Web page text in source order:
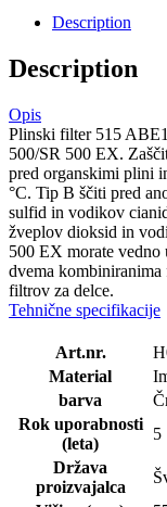
Description
Description
Opis
Plinski filter 515
500/SR 500 EX.
pred organskimi plini
°C. Tip B ščiti pred
sulfid in vodikov
žveplov dioksid in
500 EX morate vedno
dvema
filtrov za delce.
Tehnične specifikacije
Art.nr.
Material
barva
Rok uporabnosti
(leta)
5
Država
proizvajalca